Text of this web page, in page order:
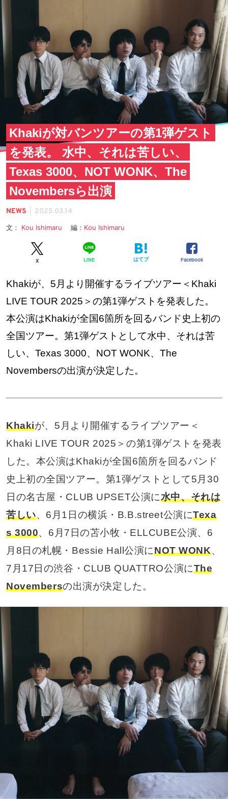
Khakiが対バンツアーの第1弾ゲスト
を発表。 水中、それは苦しい、
Texas 3000、NOT WONK、The
Novembersら出演
NEWS 2025.03.14
文： Kou Ishimaru 編： Kou Ishimaru
X LINE はてブ Facebook
Khakiが、5月より開催するライブツアー＜Khaki
LIVE TOUR 2025＞の第1弾ゲストを発表した。
本公演はKhakiが全国6箇所を回るバンド史上初の
全国ツアー。第1弾ゲストとして水中、それは苦
しい、Texas 3000、NOT WONK、The
Novembersの出演が決定した。
Khakiが、5月より開催するライブツアー＜
Khaki LIVE TOUR 2025＞の第1弾ゲストを発表
した。本公演はKhakiが全国6箇所を回るバンド
史上初の全国ツアー。第1弾ゲストとして5月30
日の名古屋・CLUB UPSET公演に水中、それは
苦しい、6月1日の横浜・B.B.street公演にTexa
s 3000、6月7日の苫小牧・ELLCUBE公演、6
月8日の札幌・Bessie Hall公演にNOT WONK、
7月17日の渋谷・CLUB QUATTRO公演にThe
Novembersの出演が決定した。